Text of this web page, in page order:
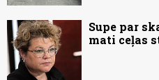
Supe par
mati ceļas